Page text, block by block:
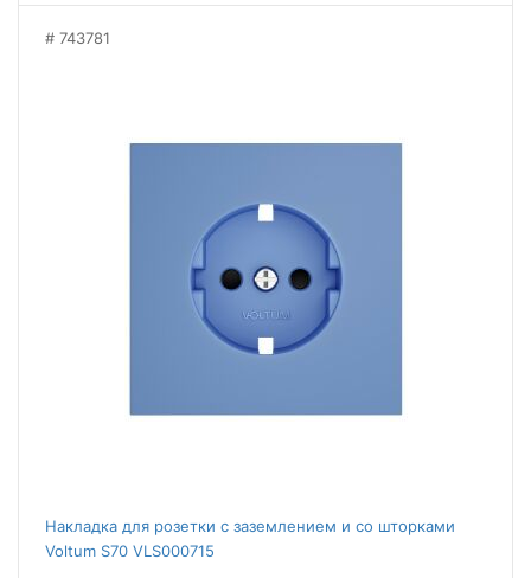
743781
Накладка для розетки с заземлением и со шторками
Voltum S70 VLS000715